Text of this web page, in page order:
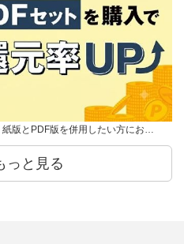
版とPDF版を併用したい方にお…
っと見る